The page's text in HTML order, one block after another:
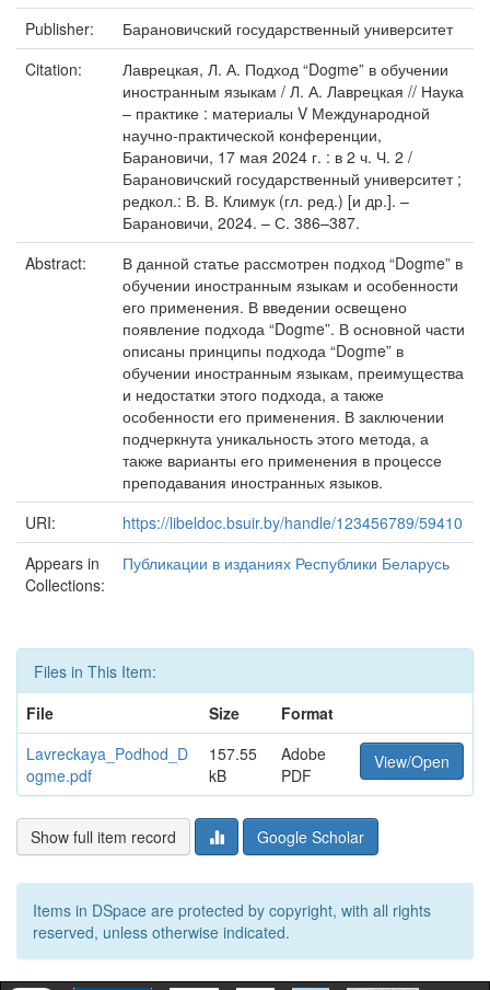
Publisher:
Барановичский государственный университет
Citation:
Лаврецкая, Л. А. Подход “Dogme” в обучении
иностранным языкам / Л. А. Лаврецкая // Наука
– практике : материалы V Международной
научно-практической конференции,
Барановичи, 17 мая 2024 г. : в 2 ч. Ч. 2 /
Барановичский государственный университет ;
редкол.: В. В. Климук (гл. ред.) [и др.]. –
Барановичи, 2024. – С. 386–387.
Abstract:
В данной статье рассмотрен подход “Dogme” в
обучении иностранным языкам и особенности
его применения. В введении освещено
появление подхода “Dogme”. В основной части
описаны принципы подхода “Dogme” в
обучении иностранным языкам, преимущества
и недостатки этого подхода, а также
особенности его применения. В заключении
подчеркнута уникальность этого метода, а
также варианты его применения в процессе
преподавания иностранных языков.
URI:
https://libeldoc.bsuir.by/handle/123456789/59410
Appears in
Collections:
Публикации в изданиях Республики Беларусь
Files in This Item:
File
Size
Format
Lavreckaya_Podhod_D
ogme.pdf
157.55
kB
Adobe
PDF
View/Open
Show full item record Google Scholar
Items in DSpace are protected by copyright, with all rights
reserved, unless otherwise indicated.